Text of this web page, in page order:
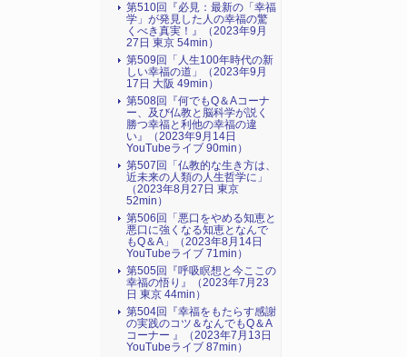
第510回『必見：最新の「幸福
学」が発見した人の幸福の驚
くべき真実！』（2023年9月
27日 東京 54min）
第509回「人生100年時代の新
しい幸福の道」（2023年9月
17日 大阪 49min）
第508回『何でもQ＆Aコーナ
ー、及び仏教と脳科学が説く
勝つ幸福と利他の幸福の違
い』（2023年9月14日
YouTubeライブ 90min）
第507回「仏教的な生き方は、
近未来の人類の人生哲学に」
（2023年8月27日 東京
52min）
第506回「悪口をやめる知恵と
悪口に強くなる知恵となんで
もQ＆A」（2023年8月14日
YouTubeライブ 71min）
第505回『呼吸瞑想と今ここの
幸福の悟り』（2023年7月23
日 東京 44min）
第504回『幸福をもたらす感謝
の実践のコツ＆なんでもQ＆A
コーナー 』（2023年7月13日
YouTubeライブ 87min）